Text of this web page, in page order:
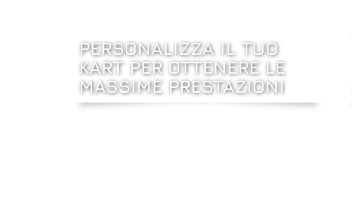
PERSONALIZZA IL TUO
KART PER OTTENERE LE
MASSIME PRESTAZIONI